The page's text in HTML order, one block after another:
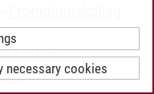
gesellschaftliche
Forum I
necessary cookies